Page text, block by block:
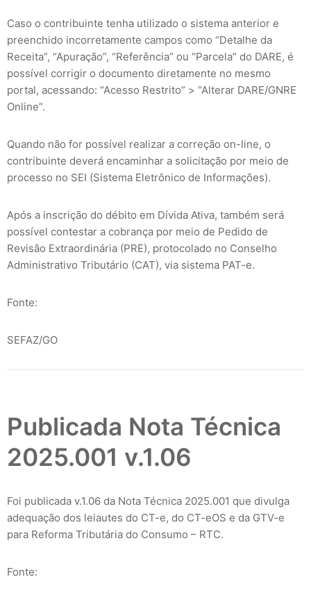
Caso o contribuinte tenha utilizado o sistema anterior e
preenchido incorretamente campos como “Detalhe da
Receita”, “Apuração”, “Referência” ou “Parcela” do DARE, é
possível corrigir o documento diretamente no mesmo
portal, acessando: “Acesso Restrito” > “Alterar DARE/GNRE
Online”.
Quando não for possível realizar a correção on-line, o
contribuinte deverá encaminhar a solicitação por meio de
processo no SEI (Sistema Eletrônico de Informações).
Após a inscrição do débito em Dívida Ativa, também será
possível contestar a cobrança por meio de Pedido de
Revisão Extraordinária (PRE), protocolado no Conselho
Administrativo Tributário (CAT), via sistema PAT-e.
Fonte:
SEFAZ/GO
Publicada Nota Técnica
2025.001 v.1.06
Foi publicada v.1.06 da Nota Técnica 2025.001 que divulga
adequação dos leiautes do CT-e, do CT-eOS e da GTV-e
para Reforma Tributária do Consumo – RTC.
Fonte: